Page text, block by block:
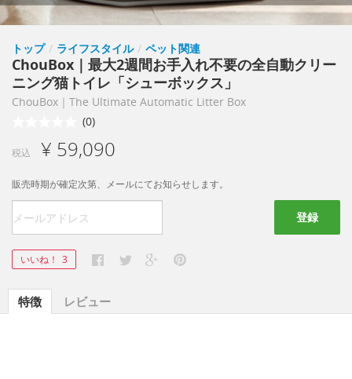
トップ / ライフスタイル / ペット関連
ChouBox｜最大2週間お手入れ不要の全自動クリー
ニング猫トイレ「シューボックス」
ChouBox｜The Ultimate Automatic Litter Box
(0)
税込 ¥ 59,090
販売時期が確定次第、メールにてお知らせします。
登録
いいね！ 3
特徴 レビュー